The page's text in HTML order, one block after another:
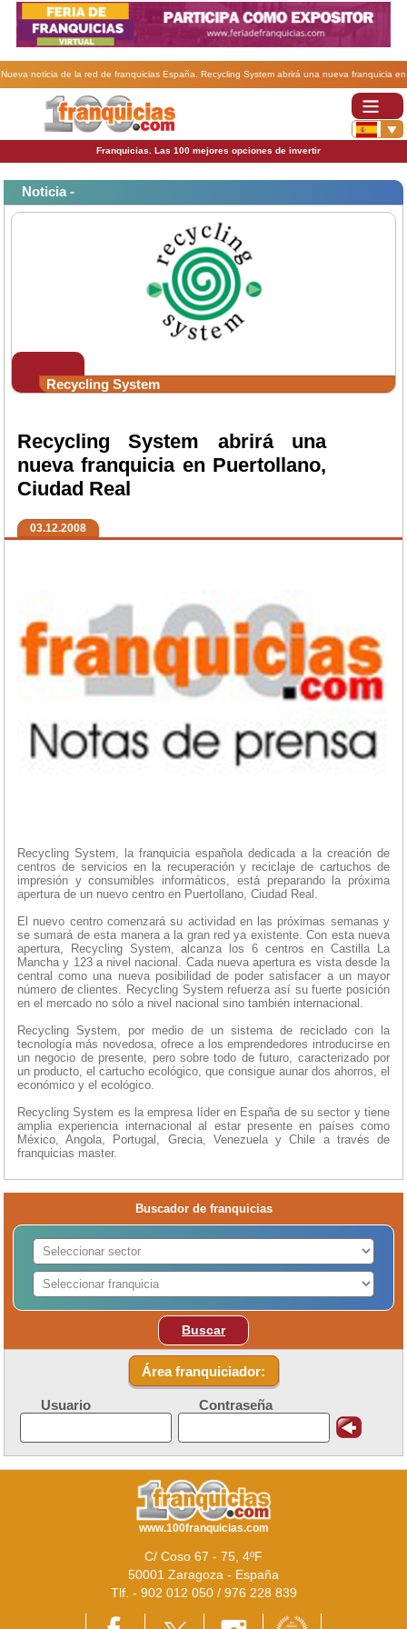
Nueva noticia de la red de franquicias España. Recycling System abrirá una nueva franquicia en
Puertollano, Ciudad Real.
Franquicias. Las 100 mejores opciones de invertir
Noticia -
Recycling System
Recycling System abrirá una
nueva franquicia en Puertollano,
Ciudad Real
03.12.2008
Recycling System, la franquicia española dedicada a la creación de
centros de servicios en la recuperación y reciclaje de cartuchos de
impresión y consumibles informáticos, está preparando la próxima
apertura de un nuevo centro en Puertollano, Ciudad Real.
El nuevo centro comenzará su actividad en las próximas semanas y
se sumará de esta manera a la gran red ya existente. Con esta nueva
apertura, Recycling System, alcanza los 6 centros en Castilla La
Mancha y 123 a nivel nacional. Cada nueva apertura es vista desde la
central como una nueva posibilidad de poder satisfacer a un mayor
número de clientes. Recycling System refuerza así su fuerte posición
en el mercado no sólo a nivel nacional sino también internacional.
Recycling System, por medio de un sistema de reciclado con la
tecnología más novedosa, ofrece a los emprendedores introducirse en
un negocio de presente, pero sobre todo de futuro, caracterizado por
un producto, el cartucho ecológico, que consigue aunar dos ahorros, el
económico y el ecológico.
Recycling System es la empresa líder en España de su sector y tiene
amplia experiencia internacional al estar presente en países como
México, Angola, Portugal, Grecia, Venezuela y Chile a través de
franquicias master.
Buscador de franquicias
Buscar
Área franquiciador:
Usuario Contraseña
www.100franquicias.com
C/ Coso 67 - 75, 4ºF
50001 Zaragoza - España
Tlf. - 902 012 050 / 976 228 839